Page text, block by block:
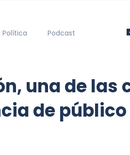
Política Podcast
una de las
de público